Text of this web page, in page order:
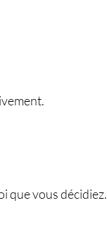
que vous décidiez.